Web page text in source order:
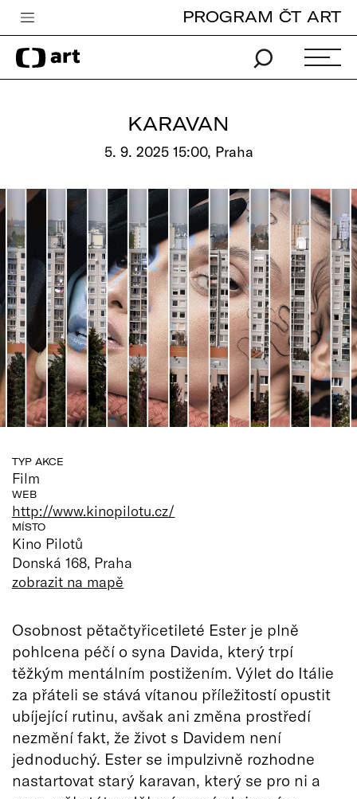
Česká televize
Zpravodajství
Pro děti
edu
Vše o ČT
PROGRAM ČT ART
KARAVAN
5. 9. 2025 15:00, Praha
TYP AKCE
Film
WEB
http://www.kinopilotu.cz/
MÍSTO
Kino Pilotů
Donská 168, Praha
zobrazit na mapě
Osobnost pětačtyřicetileté Ester je plně
pohlcena péčí o syna Davida, který trpí
těžkým mentálním postižením. Výlet do Itálie
za přáteli se stává vítanou příležitostí opustit
ubíjející rutinu, avšak ani změna prostředí
nezmění fakt, že život s Davidem není
jednoduchý. Ester se impulzivně rozhodne
nastartovat starý karavan, který se pro ni a